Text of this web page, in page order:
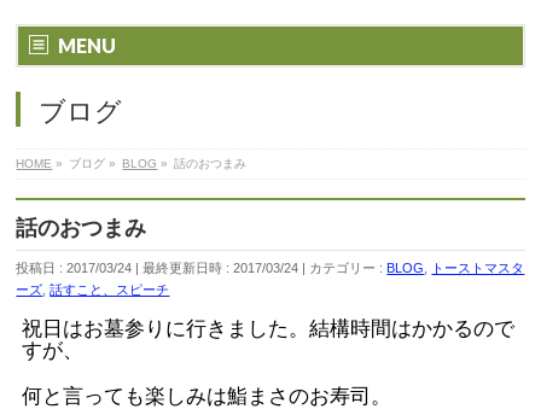
MENU
ブログ
HOME » ブログ » BLOG » 話のおつまみ
話のおつまみ
投稿日 : 2017/03/24 最終更新日時 : 2017/03/24 カテゴリー :BLOG
トーストマスタ
ーズ ,話すこと、スピーチ
祝日はお墓参りに行きました。結構時間はかかるので
すが、
何と言っても楽しみは鮨まさのお寿司。